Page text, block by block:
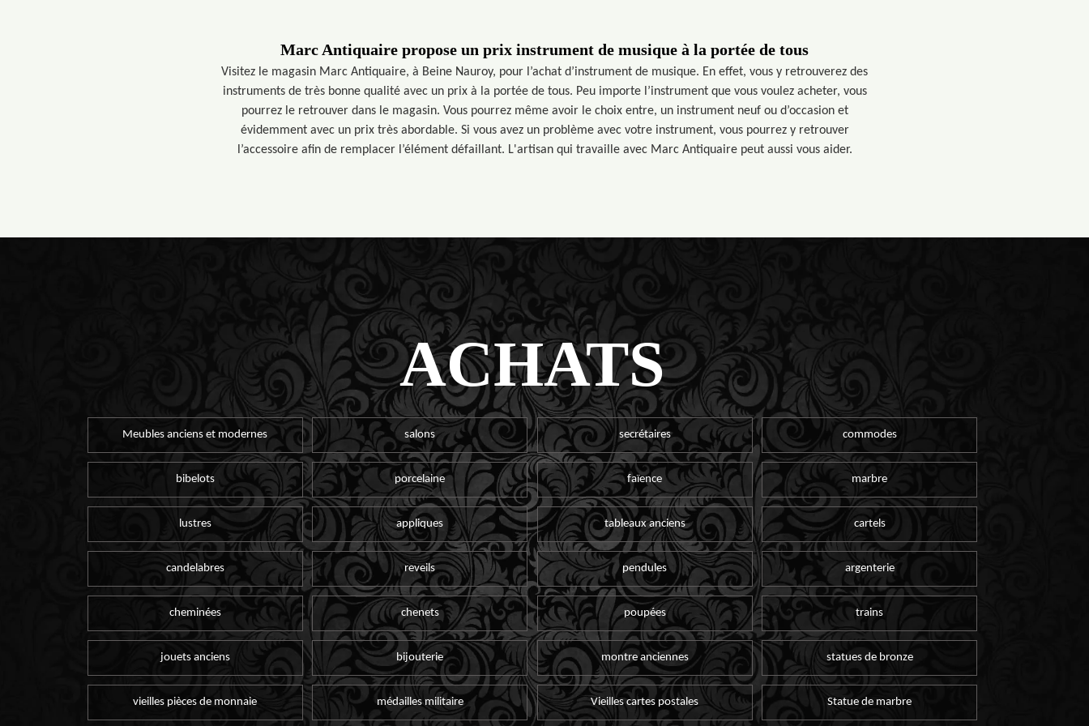
Marc Antiquaire propose un prix instrument de musique à la portée de tous
Visitez le magasin Marc Antiquaire, à Beine Nauroy, pour l’achat d’instrument de musique. En effet, vous y retrouverez des
instruments de très bonne qualité avec un prix à la portée de tous. Peu importe l’instrument que vous voulez acheter, vous
pourrez le retrouver dans le magasin. Vous pourrez même avoir le choix entre, un instrument neuf ou d’occasion et
évidemment avec un prix très abordable. Si vous avez un problème avec votre instrument, vous pourrez y retrouver
l’accessoire afin de remplacer l’élément défaillant. L'artisan qui travaille avec Marc Antiquaire peut aussi vous aider.
ACHATS
Meubles anciens et modernes salons secrétaires commodes
bibelots porcelaine faïence marbre
lustres appliques tableaux anciens cartels
candelabres reveils pendules argenterie
cheminées chenets poupées trains
jouets anciens bijouterie montre anciennes statues de bronze
vieilles pièces de monnaie médailles militaire Vieilles cartes postales Statue de marbre